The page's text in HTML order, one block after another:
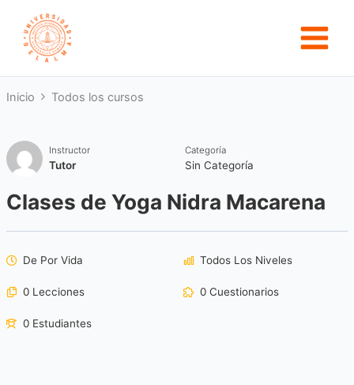
contenido
Inicio Todos los cursos
Instructor
Tutor
Categoría
Sin Categoría
Clases de Yoga Nidra Macarena
De Por Vida Todos Los Niveles
0 Lecciones 0 Cuestionarios
0 Estudiantes